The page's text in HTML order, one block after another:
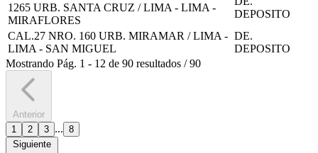
1265 URB. SANTA CRUZ / LIMA - LIMA -
MIRAFLORES
DEPOSITO
CAL.27 NRO. 160 URB. MIRAMAR / LIMA -
LIMA - SAN MIGUEL
DE.
DEPOSITO
Mostrando Pág. 1 - 12 de 90 resultados /90
Anterior
1
2 3 ... 8
Siguiente